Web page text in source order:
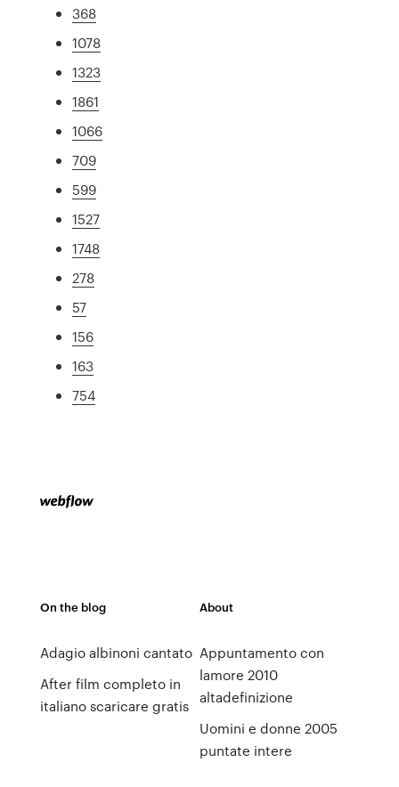
368
1078
1323
1861
1066
709
599
1527
1748
278
57
156
163
754
On the blog
Adagio albinoni cantato
After film completo in
italiano scaricare gratis
About
Appuntamento con
lamore 2010
altadefinizione
Uomini e donne 2005
puntate intere